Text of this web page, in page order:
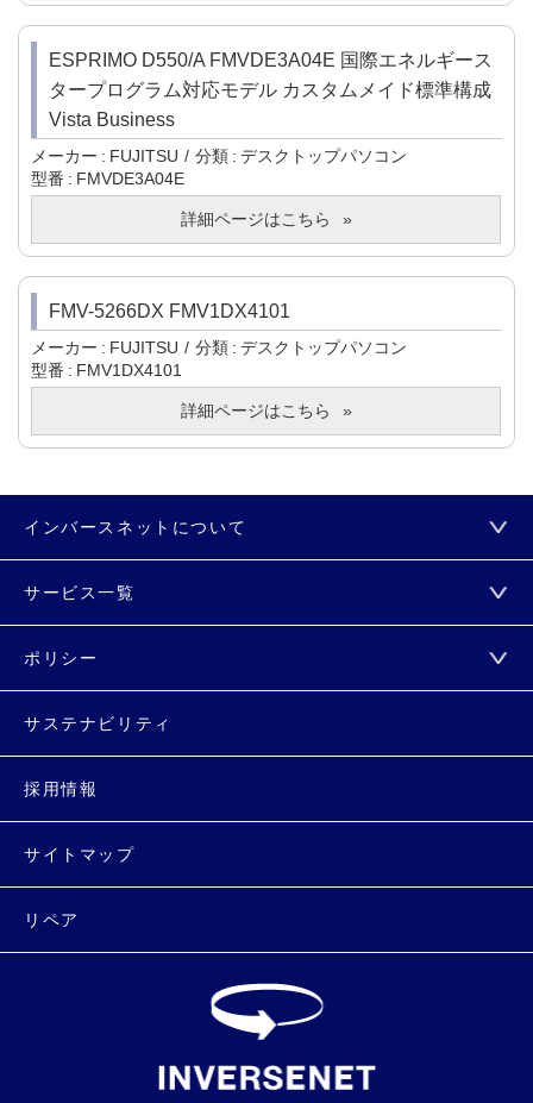
ESPRIMO D550/A FMVDE3A04E 国際エネルギース
タープログラム対応モデル カスタムメイド標準構成
Vista Business
メーカー FUJITSU 分類
デスクトップパソコン
型番
FMVDE3A04E
詳細ページはこちら
FMV-5266DX FMV1DX4101
メーカー FUJITSU 分類
デスクトップパソコン
型番
FMV1DX4101
詳細ページはこちら
インバースネットについて
サービス一覧
ポリシー
サステナビリティ
採用情報
サイトマップ
リペア